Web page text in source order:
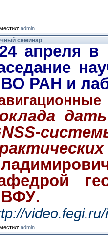
admin
семинар
24 апреля
РАН и
.
admin